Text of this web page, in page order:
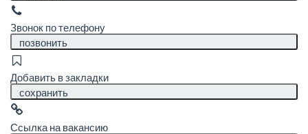
Звонок по телефону
позвонить
Добавить в закладки
сохранить
Ссылка на вакансию